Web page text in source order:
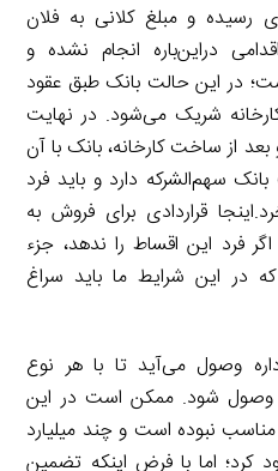
رسیده و مبلغ کلانی به فلان
در‌این‌باره انجام نشده و
در این حالت بانک طبق عقود
شریک می‌شود. در نهایت
از ساخت کارخانه، بانک با آن
سهم‌الشرکه دارد و باید فرد
قراردادی برای فروش به
فرد این اقساط را ندهد، جزء
در این شرایط ما باید سراغ
وصول می‌آید تا با هر نوع
وصول شود. ممکن است در این
نبوده است و چند میلیارد
کرد؛ اما با فرض اینکه تضمین